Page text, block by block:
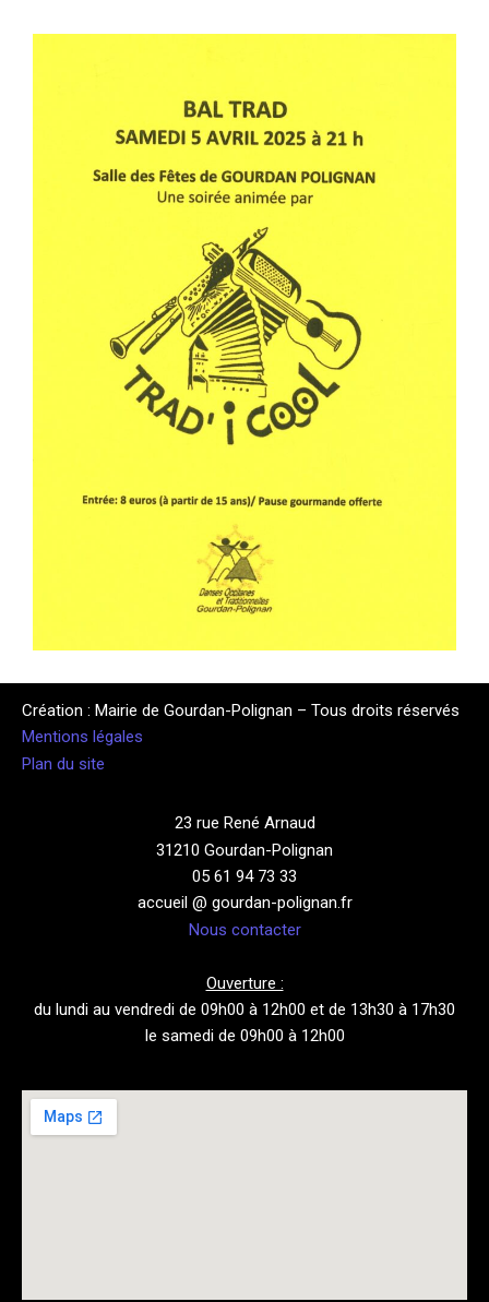
Création : Mairie de Gourdan-Polignan – Tous droits réservés
Mentions légales
Plan du site
23 rue René Arnaud
31210 Gourdan-Polignan
05 61 94 73 33
accueil @ gourdan-polignan.fr
Nous contacter
Ouverture :
du lundi au vendredi de 09h00 à 12h00 et de 13h30 à 17h30
le samedi de 09h00 à 12h00